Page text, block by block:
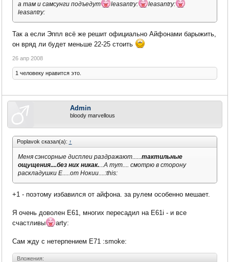
а там и самсунги подъедут
leasantry:
leasantry:
leasantry:
Так а если Эппл всё же решит официально Айфонами барыжить,
он вряд ли будет меньше 22-25 стоить
26 апр 2008
1 человеку нравится это.
Admin
bloody marvellous
Poplavok сказал(а): ↑
Меня сэнсорные дисплеи раздражают...... тактильные
ощущения....без них никак....А тут.... смотрю в сторону
раскладушки Е.....от Нокии....:this:
+1 - поэтому избавился от айфона. за рулем особенно мешает.
Я очень доволен Е61, многих пересадил на Е61i - и все
счастливы
arty:
Сам жду с нетерпением E71 :smoke:
Вложения: